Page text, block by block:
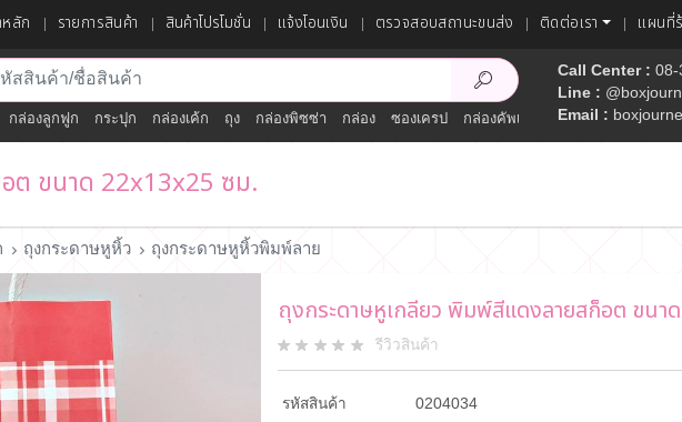
ลัก รายการสินค้า สินค้าโปรโมชั่น แจ้งโอนเงิน ตรวจสอบสถานะขนส่ง ติดต่อเรา แผนที่
กล่องลูกฟูก กระปุก กล่องเค้ก ถุง กล่องพิซซ่า กล่อง ซองเครป กล่องคัพเค้ก
Call Center : 08-
Line :
Email :
ต ขนาด 22x13x25 ซม.
ถุงกระดาษหูหิ้ว ถุงกระดาษหูหิ้วพิมพ์ลาย
ถุงกระดาษหูเกลียว พิมพ์สีแดงลายสก็อต ขนา
รีวิวสินค้า
รหัสสินค้า
0204034